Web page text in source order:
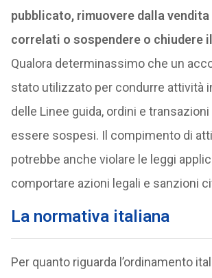
pubblicato, rimuovere dalla
correlati o sospendere o chiudere
Qualora determinassimo che un
stato utilizzato per condurre attività
delle Linee guida, ordini e
essere sospesi. Il compimento di
potrebbe anche violare le leggi
comportare azioni legali e sanzioni
La normativa italiana
Per quanto riguarda l’ordinamento